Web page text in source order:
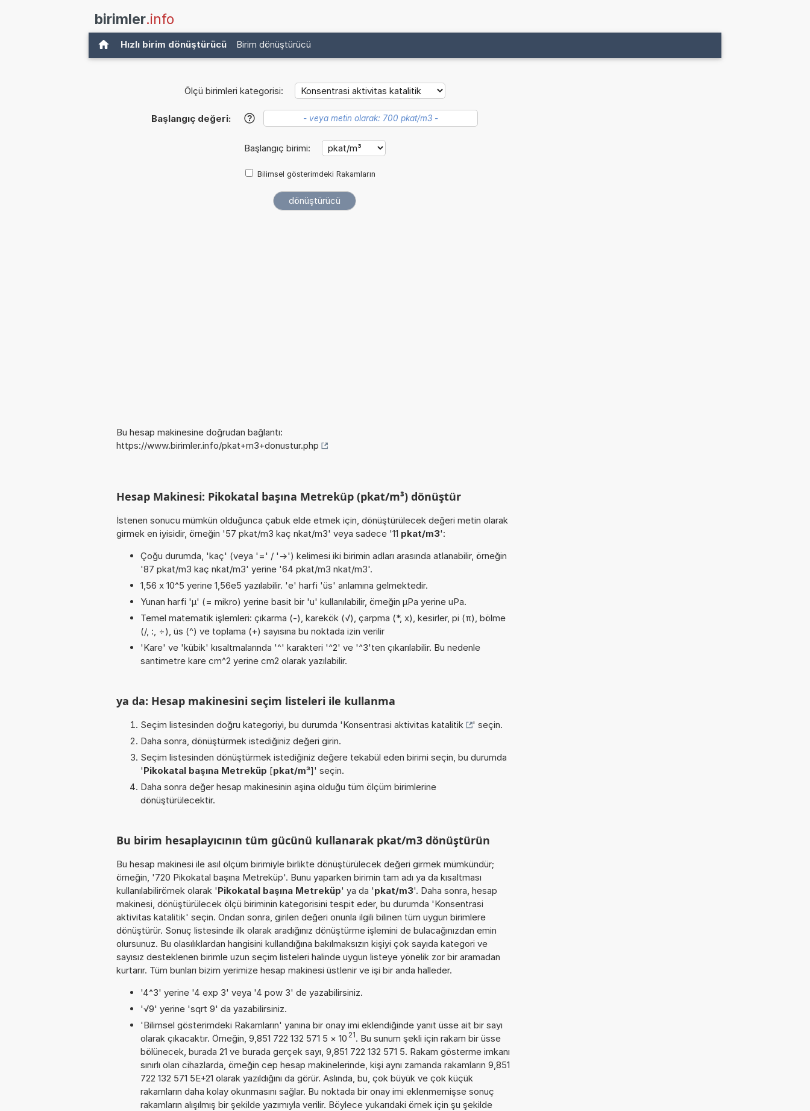
birimler.info
Hızlı birim dönüştürücü Birim dönüştürücü
Ölçü birimleri kategorisi:
Başlangıç değeri: ?
Başlangıç birimi:
Bilimsel gösterimdeki Rakamların
Bu hesap makinesine doğrudan bağlantı:
https://www.birimler.info/pkat+m3+donustur.php
Hesap Makinesi: Pikokatal başına Metreküp (pkat/m³) dönüştür
İstenen sonucu mümkün olduğunca çabuk elde etmek için, dönüştürülecek değeri metin olarak
girmek en iyisidir, örneğin '57 pkat/m3 kaç nkat/m3' veya sadece '11 pkat/m3':
Çoğu durumda, 'kaç' (veya '=' / '->') kelimesi iki birimin adları arasında atlanabilir, örneğin
'87 pkat/m3 kaç nkat/m3' yerine '64 pkat/m3 nkat/m3'.
1,56 x 10^5 yerine 1,56e5 yazılabilir. 'e' harfi 'üs' anlamına gelmektedir.
Yunan harfi 'µ' (= mikro) yerine basit bir 'u' kullanılabilir, örneğin µPa yerine uPa.
Temel matematik işlemleri: çıkarma (-), karekök (√), çarpma (*, x), kesirler, pi (π), bölme
(/, :, ÷), üs (^) ve toplama (+) sayısına bu noktada izin verilir
'Kare' ve 'kübik' kısaltmalarında '^' karakteri '^2' ve '^3'ten çıkarılabilir. Bu nedenle
santimetre kare cm^2 yerine cm2 olarak yazılabilir.
ya da: Hesap makinesini seçim listeleri ile kullanma
Seçim listesinden doğru kategoriyi, bu durumda 'Konsentrasi aktivitas katalitik
' seçin.
Daha sonra, dönüştürmek istediğiniz değeri girin.
Seçim listesinden dönüştürmek istediğiniz değere tekabül eden birimi seçin, bu durumda
'Pikokatal başına Metreküp [pkat/m³]' seçin.
Daha sonra değer hesap makinesinin aşina olduğu tüm ölçüm birimlerine
dönüştürülecektir.
Bu birim hesaplayıcının tüm gücünü kullanarak pkat/m3 dönüştürün
Bu hesap makinesi ile asıl ölçüm birimiyle birlikte dönüştürülecek değeri girmek mümkündür;
örneğin, '720 Pikokatal başına Metreküp'. Bunu yaparken birimin tam adı ya da kısaltması
kullanılabilirörnek olarak 'Pikokatal başına Metreküp' ya da 'pkat/m3'. Daha sonra, hesap
makinesi, dönüştürülecek ölçü biriminin kategorisini tespit eder, bu durumda 'Konsentrasi
aktivitas katalitik' seçin. Ondan sonra, girilen değeri onunla ilgili bilinen tüm uygun birimlere
dönüştürür. Sonuç listesinde ilk olarak aradığınız dönüştürme işlemini de bulacağınızdan emin
olursunuz. Bu olasılıklardan hangisini kullandığına bakılmaksızın kişiyi çok sayıda kategori ve
sayısız desteklenen birimle uzun seçim listeleri halinde uygun listeye yönelik zor bir aramadan
kurtarır. Tüm bunları bizim yerimize hesap makinesi üstlenir ve işi bir anda halleder.
'4^3' yerine '4 exp 3' veya '4 pow 3' de yazabilirsiniz.
'√9' yerine 'sqrt 9' da yazabilirsiniz.
'Bilimsel gösterimdeki Rakamların' yanına bir onay imi eklendiğinde yanıt üsse ait bir sayı
olarak çıkacaktır. Örneğin, 9,851 722 132 571 5 × 10 21. Bu sunum şekli için rakam bir üsse
bölünecek, burada 21 ve burada gerçek sayı, 9,851 722 132 571 5. Rakam gösterme imkanı
sınırlı olan cihazlarda, örneğin cep hesap makinelerinde, kişi aynı zamanda rakamların 9,851
722 132 571 5E+21 olarak yazıldığını da görür. Aslında, bu, çok büyük ve çok küçük
rakamların daha kolay okunmasını sağlar. Bu noktada bir onay imi eklenmemişse sonuç
rakamların alışılmış bir şekilde yazımıyla verilir. Böylece yukarıdaki örnek için şu şekilde